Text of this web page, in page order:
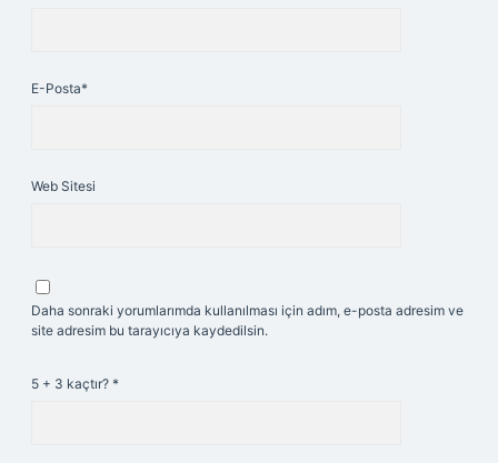
E-Posta*
Web Sitesi
Daha sonraki yorumlarımda kullanılması için adım, e-posta adresim ve
site adresim bu tarayıcıya kaydedilsin.
5 + 3 kaçtır? *